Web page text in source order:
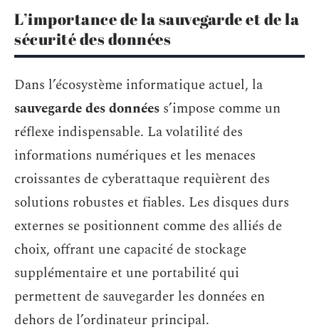
L’importance de la sauvegarde et de la
sécurité des données
Dans l’écosystème informatique actuel, la
sauvegarde des données s’impose comme un
réflexe indispensable. La volatilité des
informations numériques et les menaces
croissantes de cyberattaque requièrent des
solutions robustes et fiables. Les disques durs
externes se positionnent comme des alliés de
choix, offrant une capacité de stockage
supplémentaire et une portabilité qui
permettent de sauvegarder les données en
dehors de l’ordinateur principal.